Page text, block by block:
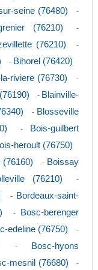
seine (76480) -
(76210) -
(76210) -
- Bihorel (76420)
riviere (76730) -
- Blainville-
- Blosseville
-
Bois-guilbert
heroult (76750)
(76160) - Boissay
(76210) -
- Bordeaux-saint-
-
Bosc-berenger
edeline (76750) -
-
Bosc-hyons
mesnil (76680) -